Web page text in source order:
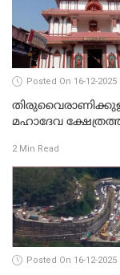
Posted On 16-12-2025
മഹാദേവ
ജനുവരി 2 ന്
2 Min Read
Posted On 16-12-2025